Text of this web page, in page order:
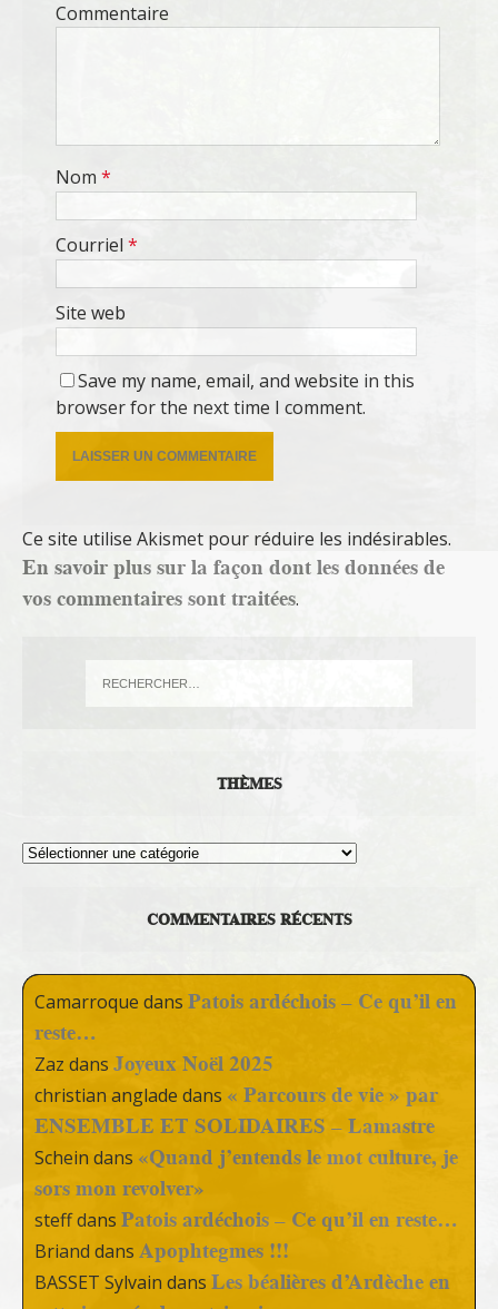
Commentaire
Nom *
Courriel *
Site web
Save my name, email, and website in this
browser for the next time I comment.
Ce site utilise Akismet pour réduire les indésirables.
En savoir plus sur la façon dont les données de
vos commentaires sont traitées.
THÈMES
Thèmes
COMMENTAIRES RÉCENTS
Camarroque dans Patois ardéchois – Ce qu’il en
reste…
Zaz dans Joyeux Noël 2025
christian anglade dans « Parcours de vie » par
ENSEMBLE ET SOLIDAIRES – Lamastre
Schein dans «Quand j’entends le mot culture, je
sors mon revolver»
steffdans Patois ardéchois – Ce qu’il en reste…
Briand dans Apophtegmes !!!
BASSET Sylvain dans Les béalières d’Ardèche en